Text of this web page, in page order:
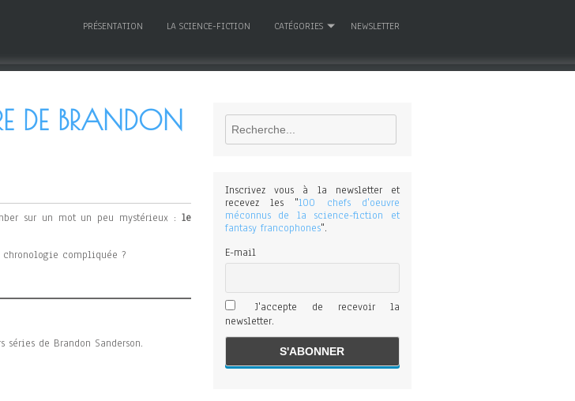
PRÉSENTATION LA SCIENCE-FICTION CATÉGORIES NEWSLETTER
DE BRANDON
sur un mot un peu mystérieux :le
chronologie compliquée ?
de Brandon Sanderson.
Rechercher
Inscrivez vous à la newsletter et
recevez les "100 chefs d'oeuvre
méconnus de la science-fiction et
fantasy francophones".
E-mail
J'accepte de recevoir la
newsletter.